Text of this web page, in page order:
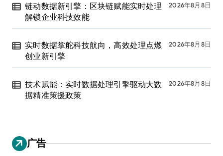
链动数据新引擎：区块链赋能实时处理
解锁企业科技效能
2026年8月8日
实时数据掌舵科技航向，高效处理点燃
创业新引擎
2026年8月8日
技术赋能：实时数据处理引擎驱动大数
据精准策援政策
2026年8月8日
广告